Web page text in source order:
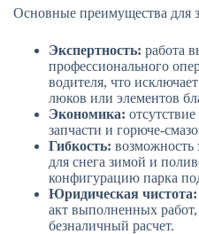
Основные преимущества для
Экспертность: работа
профессионального
водителя, что
люков или элементов
Экономика:
запчасти и горюче-
Гибкость: возможность
для снега зимой и
конфигурацию парка
Юридическая чистота:
акт выполненных
безналичный расчет.